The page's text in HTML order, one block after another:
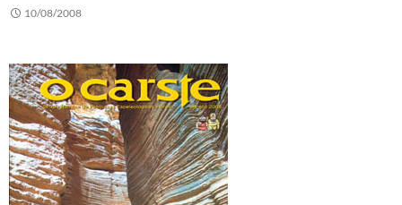
10/08/2008